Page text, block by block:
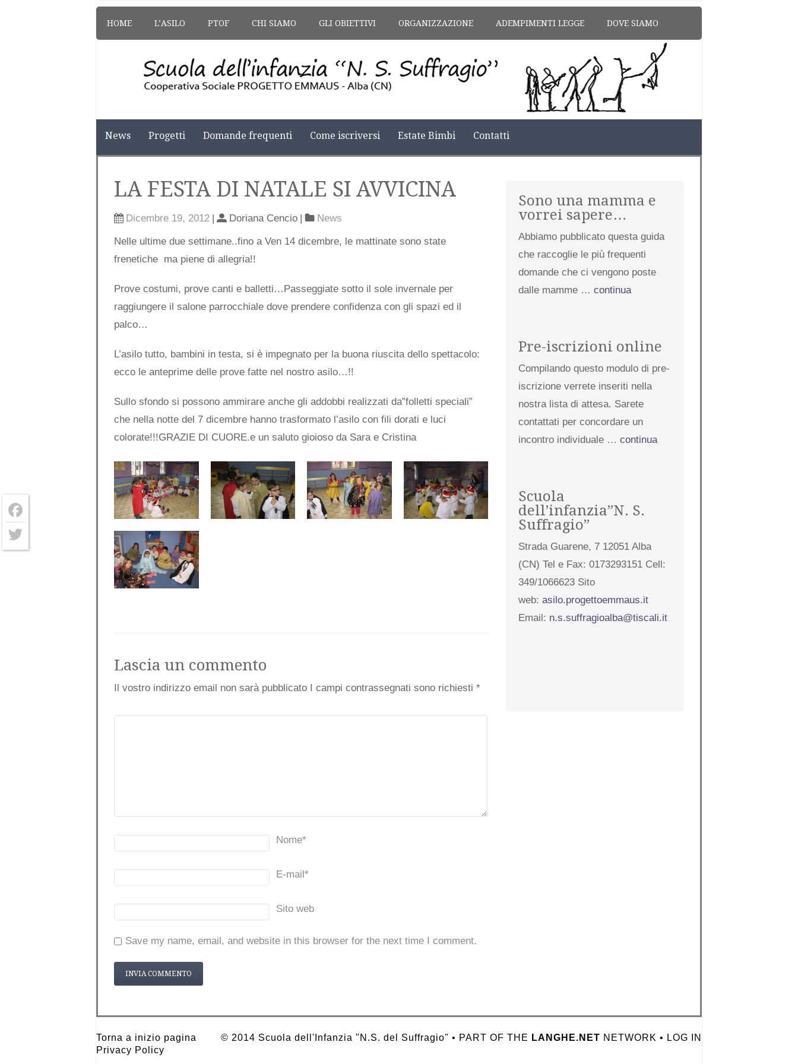
HOME L’ASILO PTOF CHI SIAMO GLI OBIETTIVI ORGANIZZAZIONE ADEMPIMENTI LEGGE DOVE SIAMO
News Progetti Domande frequenti Come iscriversi Estate Bimbi Contatti
LA FESTA DI NATALE SI AVVICINA
Dicembre 19, 2012 | Doriana Cencio | News
Nelle ultime due settimane..fino a Ven 14 dicembre, le mattinate sono state
frenetiche ma piene di allegria!!
Prove costumi, prove canti e balletti…Passeggiate sotto il sole invernale per
raggiungere il salone parrocchiale dove prendere confidenza con gli spazi ed il
palco…
L’asilo tutto, bambini in testa, si è impegnato per la buona riuscita dello spettacolo:
ecco le anteprime delle prove fatte nel nostro asilo…!!
Sullo sfondo si possono ammirare anche gli addobbi realizzati da”folletti speciali”
che nella notte del 7 dicembre hanno trasformato l’asilo con fili dorati e luci
colorate!!!GRAZIE DI CUORE.e un saluto gioioso da Sara e Cristina
Lascia un commento
Il vostro indirizzo email non sarà pubblicato I campi contrassegnati sono richiesti *
Nome*
E-mail*
Sito web
Save my name, email, and website in this browser for the next time I comment.
Sono una mamma e
vorrei sapere…
Abbiamo pubblicato questa guida
che raccoglie le più frequenti
domande che ci vengono poste
dalle mamme … continua
Pre-iscrizioni online
Compilando questo modulo di pre-
iscrizione verrete inseriti nella
nostra lista di attesa. Sarete
contattati per concordare un
incontro individuale … continua
Scuola
dell’infanzia”N. S.
Suffragio”
Strada Guarene, 7 12051 Alba
(CN) Tel e Fax: 0173293151 Cell:
349/1066623 Sito
web: asilo.progettoemmaus.it
Email: n.s.suffragioalba@tiscali.it
Torna a inizio pagina © 2014 Scuola dell'Infanzia "N.S. del Suffragio" • PART OF THE LANGHE.NET NETWORK • LOG IN
Privacy Policy
Facebook
Twitter